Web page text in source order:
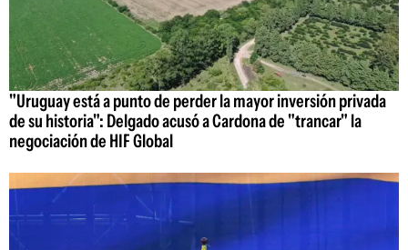
"Uruguay está a punto de perder la mayor inversión privada
de su historia": Delgado acusó a Cardona de "trancar" la
negociación de HIF Global